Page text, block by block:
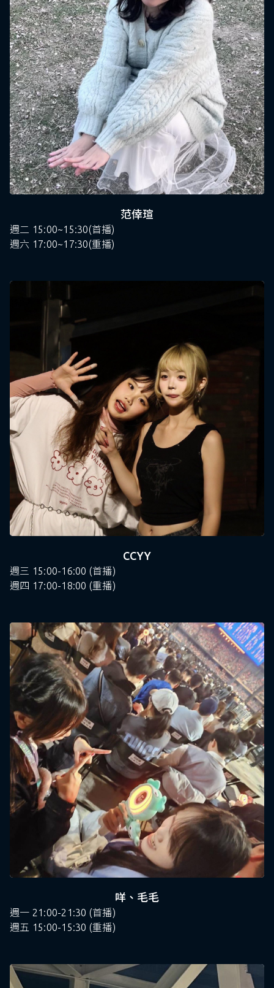
范倖瑄
週二 15:00~15:30(首播)
週六 17:00~17:30(重播)
CCYY
週三 15:00-16:00 (首播)
週四 17:00-18:00 (重播)
咩、毛毛
週一 21:00-21:30 (首播)
週五 15:00-15:30 (重播)